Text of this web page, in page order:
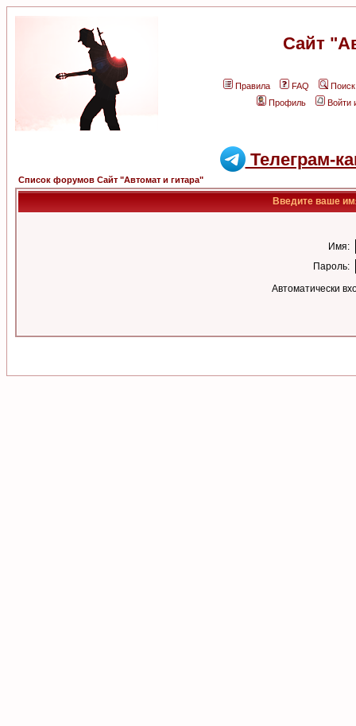
Сайт
Правила FAQ
Поиск
Профиль
Войти
Телеграм-
Список форумов Сайт "Автомат и гитара"
Введите ваше
Имя:
Пароль:
Автоматически